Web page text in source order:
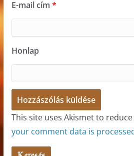
E-mail cím *
Honlap
This site uses Akismet to
your comment data is